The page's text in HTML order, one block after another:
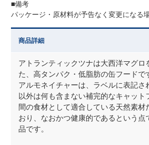
■備考
パッケージ・原材料が予告なく変更になる
商品詳細
アトランティックツナは大西洋マグロ
た、高タンパク・低脂肪の缶フードで
アルモネイチャーは、ラベルに表記さ
以外は何も含まない補完的なキャット
間の食材として適合している天然素材
おり、なおかつ健康的であるという点
品です。